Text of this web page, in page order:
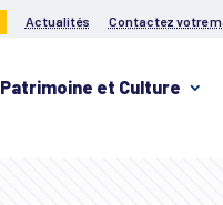
Actualités Contactez votre
Patrimoine et Culture